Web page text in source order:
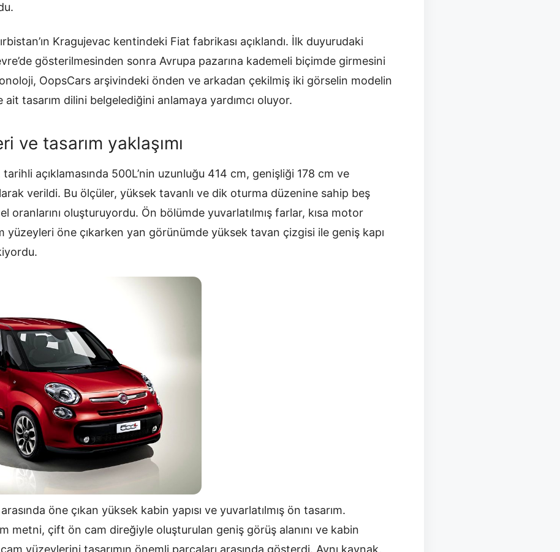
Kragujevac kentindeki Fiat fabrikası açıklandı. İlk duyurudaki
gösterilmesinden sonra Avrupa pazarına kademeli biçimde girmesini
OopsCars arşivindeki önden ve arkadan çekilmiş iki görselin modelin
ait tasarım dilini belgelediğini anlamaya yardımcı oluyor.
ve tasarım yaklaşımı
tarihli açıklamasında 500L’nin uzunluğu 414 cm, genişliği 178 cm ve
verildi. Bu ölçüler, yüksek tavanlı ve dik oturma düzenine sahip beş
oranlarını oluşturuyordu. Ön bölümde yuvarlatılmış farlar, kısa motor
yüzeyleri öne çıkarken yan görünümde yüksek tavan çizgisi ile geniş kapı
öne çıkan yüksek kabin yapısı ve yuvarlatılmış ön tasarım.
metni, çift ön cam direğiyle oluşturulan geniş görüş alanını ve kabin